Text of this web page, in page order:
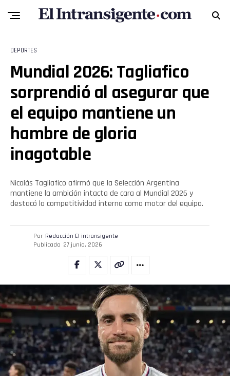
DEPORTES
Mundial 2026: Tagliafico
sorprendió al asegurar que
el equipo mantiene un
hambre de gloria
inagotable
Nicolás Tagliafico afirmó que la Selección Argentina
mantiene la ambición intacta de cara al Mundial 2026 y
destacó la competitividad interna como motor del equipo.
Por Redacción El intransigente
Publicado 27 junio, 2026
Flipboard
Whatsapp
Email